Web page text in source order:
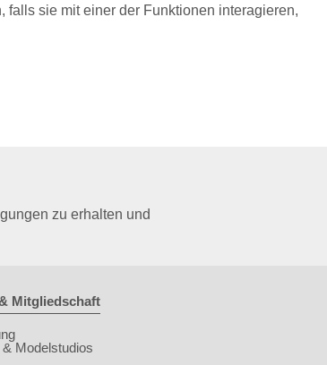
sie mit einer der Funktionen interagieren,
zu erhalten und
Mitgliedschaft
Modelstudios